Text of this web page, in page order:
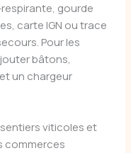
gourde
carte IGN ou trace
Pour les
bâtons,
un chargeur
viticoles et
commerces